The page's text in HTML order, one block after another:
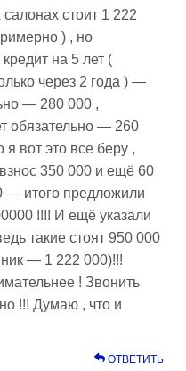
стоит 1 222
) , но
на 5 лет (
через 2 года ) —
— 280 000 ,
обязательно — 260
я вот это все беру ,
350 000 и ещё 60
— итого предложили
!!!! И ещё указали
такие стоят 950 000
— 1 222 000)!!!
! Звонить
!!! Думаю , что и
ОТВЕТИТЬ